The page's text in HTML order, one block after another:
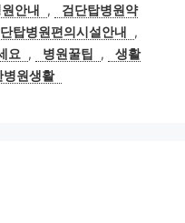
안내 ,
검단탑병원약
탑병원편의시설안내
,
요 , 병원꿀팁 ,
생활
병원생활